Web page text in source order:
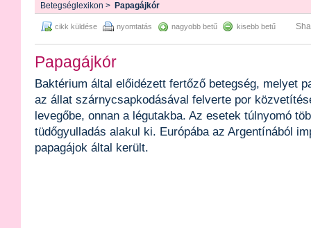
Betegséglexikon > Papagájkór
cikk küldése nyomtatás nagyobb betű kisebb betű
Papagájkór
Baktérium által előidézett fertőző betegség, melyet
az állat szárnycsapkodásával felverte por
levegőbe, onnan a légutakba. Az esetek túlnyomó
tüdőgyulladás alakul ki. Európába az Argentínából
papagájok által került.